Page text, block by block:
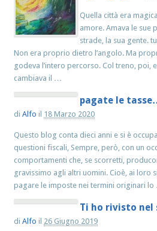
Quella città era
amore. Amava le sue
strade, la sua gente.
Non era proprio dietro l’angolo. Ma
godeva l’intero percorso. Col treno, poi,
cambiava il …
pagate le
diAlfo il 18 Marzo 2020
Questo blog conta dieci anni e si è
questioni fiscali, Sempre, però, con un
comportamenti che, se scorretti,
gravissimo agli altri uomini. Cioè, ai loro
pagare le imposte nei termini originari
Ti ho rivisto nel
diAlfo il 26 Giugno 2019